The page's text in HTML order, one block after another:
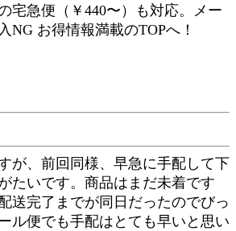
宅急便（￥440〜）も対応。メー
NG お得情報満載のTOPへ！
が、前回同様、早急に手配して下
たいです。商品はまだ未着です
送完了までが同日だったのでびっ
ル便でも手配はとても早いと思い